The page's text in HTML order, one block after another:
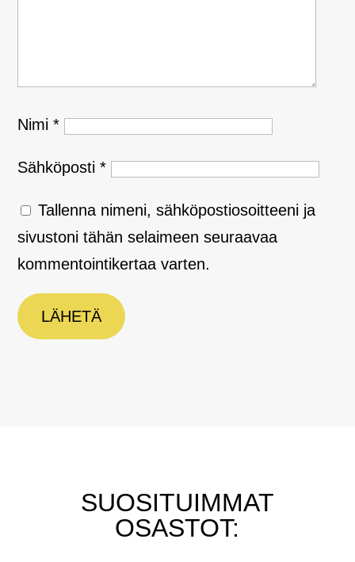
Nimi*
Sähköposti*
Tallenna nimeni, sähköpostiosoitteeni ja
sivustoni tähän selaimeen seuraavaa
kommentointikertaa varten.
LÄHETÄ
SUOSITUIMMAT
OSASTOT: